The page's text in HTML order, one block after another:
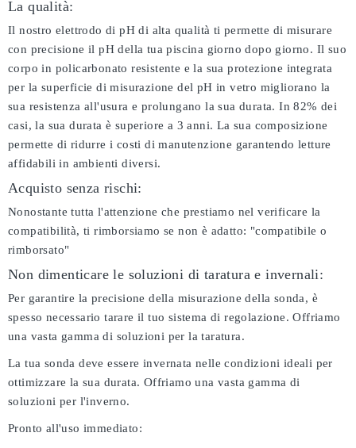
La qualità:
Il nostro elettrodo di pH di alta qualità ti permette di misurare
con precisione il pH della tua piscina giorno dopo giorno. Il suo
corpo in policarbonato resistente e la sua protezione integrata
per la superficie di misurazione del pH in vetro migliorano la
sua resistenza all'usura e prolungano la sua durata. In 82% dei
casi, la sua durata è superiore a 3 anni. La sua composizione
permette di ridurre i costi di manutenzione garantendo letture
affidabili in ambienti diversi.
Acquisto senza rischi:
Nonostante tutta l'attenzione che prestiamo nel verificare la
compatibilità, ti rimborsiamo se non è adatto: "compatibile o
rimborsato"
Non dimenticare le soluzioni di taratura e invernali:
Per garantire la precisione della misurazione della sonda, è
spesso necessario tarare il tuo sistema di regolazione. Offriamo
una vasta gamma di soluzioni per la taratura.
La tua sonda deve essere invernata nelle condizioni ideali per
ottimizzare la sua durata. Offriamo una vasta gamma di
soluzioni per l'inverno.
Pronto all'uso immediato: